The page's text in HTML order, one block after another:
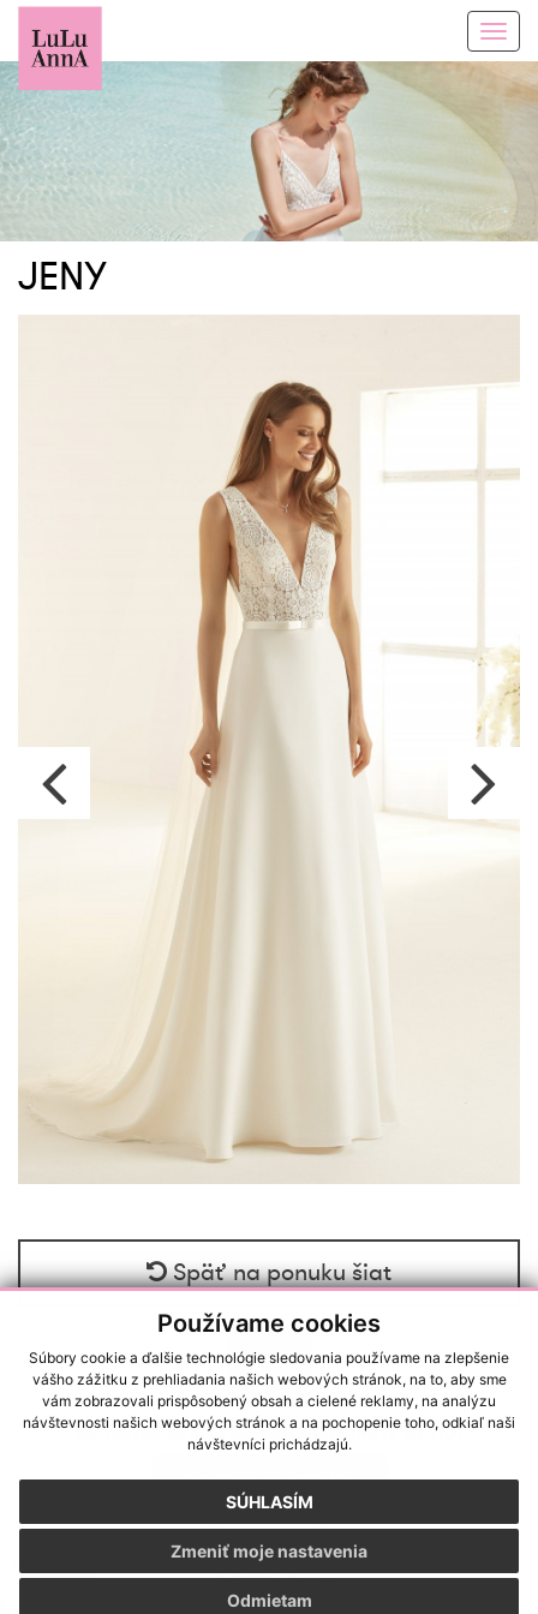
Používame cookies
Súbory cookie a ďalšie technológie sledovania používame na zlepšenie
vášho zážitku z prehliadania našich webových stránok, na to, aby sme
vám zobrazovali prispôsobený obsah a cielené reklamy, na analýzu
návštevnosti našich webových stránok a na pochopenie toho, odkiaľ naši
návštevníci prichádzajú.
SÚHLASÍM
Odmietam
Zmeniť moje nastavenia
JENY
Späť na ponuku šiat
RAČIANSKA 22/A, 83102, BRATISLAVA (NOVÉ MESTO)
REZERVÁCIA TERMÍNU
GDPR| Cookies
webdesign| webex.sk